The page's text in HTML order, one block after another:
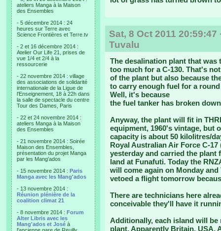
ateliers Manga à la Maison
des Ensembles
- 5 décembre 2014 : 24
heures sur Terre avec
Science Frontières et Terre.tv
- 2 et 16 décembre 2014 :
Atelier Our Life 21, prises de
vue 1/4 et 2/4 à la
ressourcerie
- 22 novembre 2014 : village
des associations de solidarité
internationale de la Ligue de
l'Enseignement, 18 à 22h dans
la salle de spectacle du centre
Tour des Dames, Paris
- 22 et 24 novembre 2014 :
ateliers Manga à la Maison
des Ensembles
- 21 novembre 2014 : Soirée
Maison des Ensembles,
présentation du projet Manga
par les Mang'ados
- 15 novembre 2014 : Paris
Manga avec les Mang'ados
- 13 novembre 2014 :
Réunion plénière de la
coalition climat 21
- 8 novembre 2014 : Forum
Alter Libris avec les
Mang'ados et José à
Sat, 8 Oct 2011
Tuvalu
The desalination plant that was
too much for a C-130. That's
of the plant but also because
to carry enough fuel for a
Well, it's because
the fuel tanker has broken
Anyway, the plant will fit in
equipment, 1960's vintage, but
capacity is about 50 kilolitres/
Royal Australian Air Force C-
yesterday and carried the plant
land at Funafuti. Today the
will come again on Monday
vetoed a flight tomorrow
There are technicians here
conceivable they'll have it
Additionally, each island will
plant. Apparently Britain, USA,